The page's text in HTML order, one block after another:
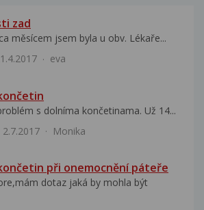
zad
měsícem jsem byla u obv. Lékaře...
eva
s dolníma končetinama. Už 14...
2.7.2017 Monika
při onemocnění páteře
dotaz jaká by mohla být